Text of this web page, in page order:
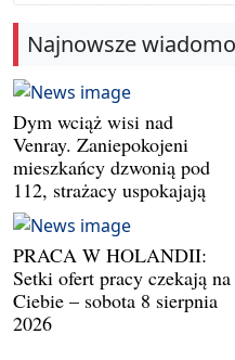
Najnowsze
Dym wciąż wisi nad
Venray. Zaniepokojeni
mieszkańcy dzwonią pod
112, strażacy uspokajają
PRACA W HOLANDII:
Setki ofert pracy czekają na
Ciebie – sobota 8 sierpnia
2026